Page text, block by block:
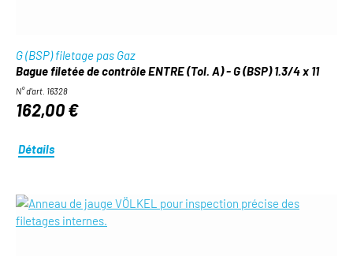
G (BSP) filetage pas Gaz
Bague filetée de contrôle ENTRE (Tol. A) - G (BSP) 1.3/4 x 11
N° d'art. 16328
162,00 €
Détails